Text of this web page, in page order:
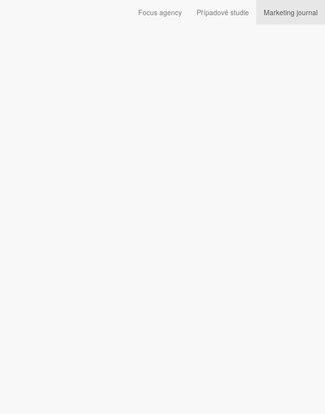
Focus agency Případové studie
Marketing journal
volbami v USA. Uživatelé si budou moci brzy zpětně projít jimi ovládané stránky,
přidává i důležitý nástroj pro ohlédnutí do minulosti. Chce ukázat primárně
americké prezidentské volby.
je používají, od špatných aktérů, co se snaží podkopat naši
aby lidé na Facebooku mohli zjistit, které facebookové Stránky
ledna 2015 a srpna 2017 zalajkovat nebo sledovat. Tento nástroj
role je jí připisována i v souvislosti s americkými prezidentskými volbami v roce 2016.